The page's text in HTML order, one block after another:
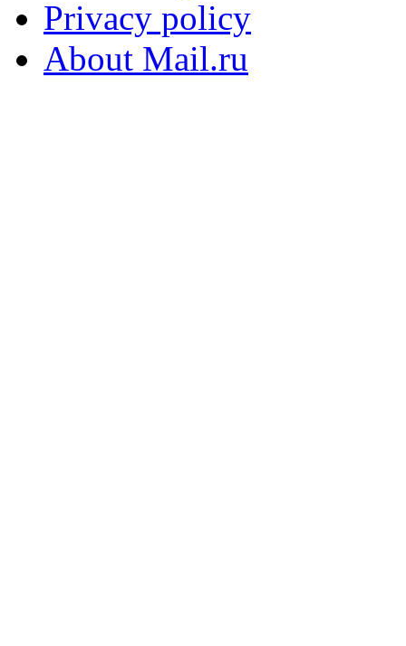
Privacy policy
About Mail.ru